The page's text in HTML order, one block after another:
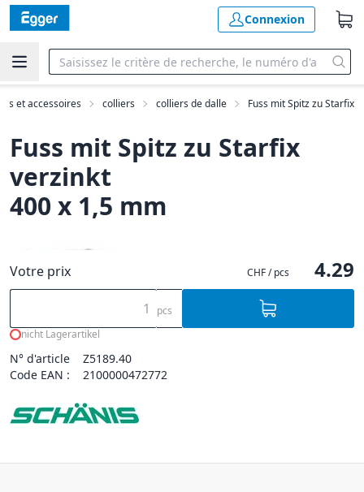
Connexion
et accessoires colliers colliers de dalle Fuss mit Spitz zu Starfix
Fuss mit Spitz zu Starfix
verzinkt
400 x 1,5 mm
Votre prix CHF / pcs 4.29
pcs
nicht Lagerartikel
N° d'article
Z5189.40
Code EAN :
2100000472772